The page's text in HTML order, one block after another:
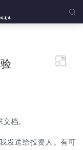


档。
发送给投资人。有可